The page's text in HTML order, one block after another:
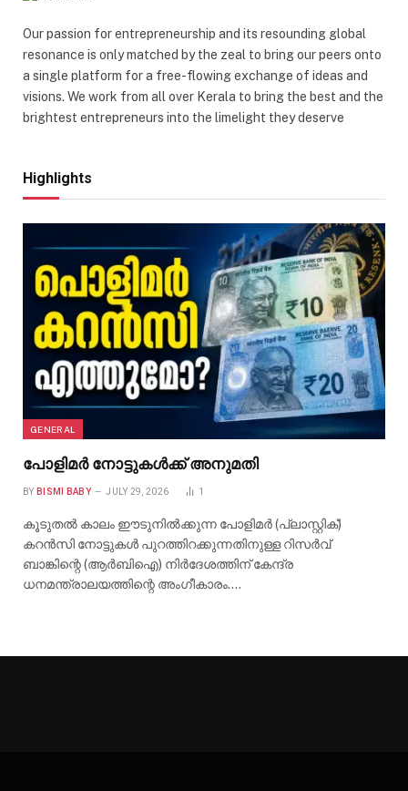
Our passion for entrepreneurship and its resounding global
resonance is only matched by the zeal to bring our peers onto
a single platform for a free-flowing exchange of ideas and
visions. We work from all over Kerala to bring the best and the
brightest entrepreneurs into the limelight they deserve
Highlights
GENERAL
പോളിമർ നോട്ടുകൾക്ക് അനുമതി
BY BISMI BABY JULY 29, 2026 1
കൂടുതൽ കാലം ഈടുനിൽക്കുന്ന പോളിമർ (പ്ലാസ്റ്റിക്)
കറൻസി നോട്ടുകൾ പുറത്തിറക്കുന്നതിനുള്ള റിസർവ്
ബാങ്കിന്റെ (ആർബിഐ) നിർദേശത്തിന് കേന്ദ്ര
ധനമന്ത്രാലയത്തിന്റെ അംഗീകാരം.…